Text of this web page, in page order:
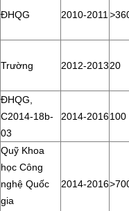
ĐHQG 2010-2011 >
Trường 2012-201320
ĐHQG,
C2014-18b-
03
2014-2016100
Quỹ Khoa
học Công
nghệ Quốc
gia
2014-2016